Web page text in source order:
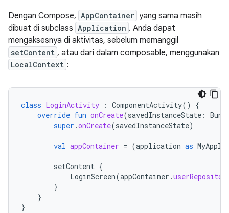
Dengan Compose, AppContainer yang sama masih
dibuat di subclass Application . Anda dapat
mengaksesnya di aktivitas, sebelum memanggil
setContent , atau dari dalam composable, menggunakan
LocalContext :
class LoginActivity : ComponentActivity()
{
override fun onCreate(savedInstanceState :
super .onCreate(savedInstanceState)
val appContainer = (application as
setContent {
LoginScreen(appContainer .
}
}
}